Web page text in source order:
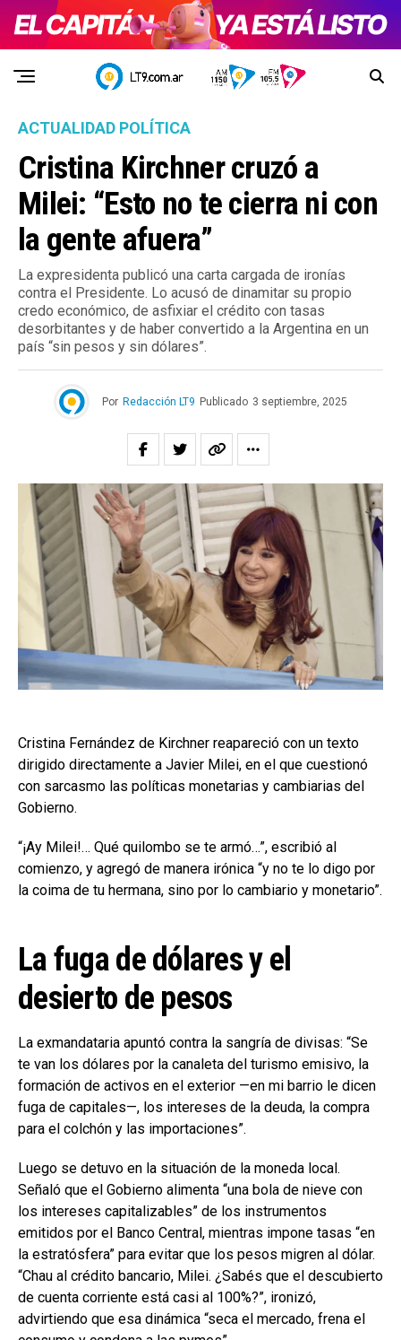
ACTUALIDAD POLÍTICA
Cristina Kirchner cruzó a
Milei: “Esto no te cierra ni con
la gente afuera”
La expresidenta publicó una carta cargada de ironías
contra el Presidente. Lo acusó de dinamitar su propio
credo económico, de asfixiar el crédito con tasas
desorbitantes y de haber convertido a la Argentina en un
país “sin pesos y sin dólares”.
Por Redacción LT9 Publicado 3 septiembre, 2025
Cristina Fernández de Kirchner reapareció con un texto
dirigido directamente a Javier Milei, en el que cuestionó
con sarcasmo las políticas monetarias y cambiarias del
Gobierno.
“¡Ay Milei!… Qué quilombo se te armó…”, escribió al
comienzo, y agregó de manera irónica “y no te lo digo por
la coima de tu hermana, sino por lo cambiario y monetario”.
La fuga de dólares y el
desierto de pesos
La exmandataria apuntó contra la sangría de divisas: “Se
te van los dólares por la canaleta del turismo emisivo, la
formación de activos en el exterior —en mi barrio le dicen
fuga de capitales—, los intereses de la deuda, la compra
para el colchón y las importaciones”.
Luego se detuvo en la situación de la moneda local.
Señaló que el Gobierno alimenta “una bola de nieve con
los intereses capitalizables” de los instrumentos
emitidos por el Banco Central, mientras impone tasas “en
la estratósfera” para evitar que los pesos migren al dólar.
“Chau al crédito bancario, Milei. ¿Sabés que el descubierto
de cuenta corriente está casi al 100%?”, ironizó,
advirtiendo que esa dinámica “seca el mercado, frena el